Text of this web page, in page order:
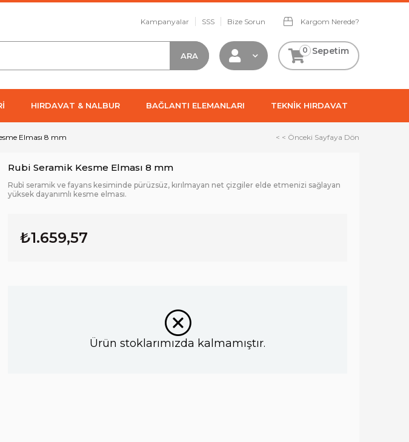
Kampanyalar SSS Bize Sorun Kargom Nerede?
Sepetim
0
HIRDAVAT & NALBUR BAĞLANTI ELEMANLARI TEKNİK HIRDAVAT
Elması 8 mm < < Önceki Sayfaya Dön
Rubi Seramik Kesme Elması 8 mm
Rubi̇ seramik ve fayans kesiminde pürüzsüz, kırılmayan net çizgiler elde etmenizi sağlayan
yüksek dayanımlı kesme elması.
₺1.659,57
Ürün stoklarımızda kalmamıştır.